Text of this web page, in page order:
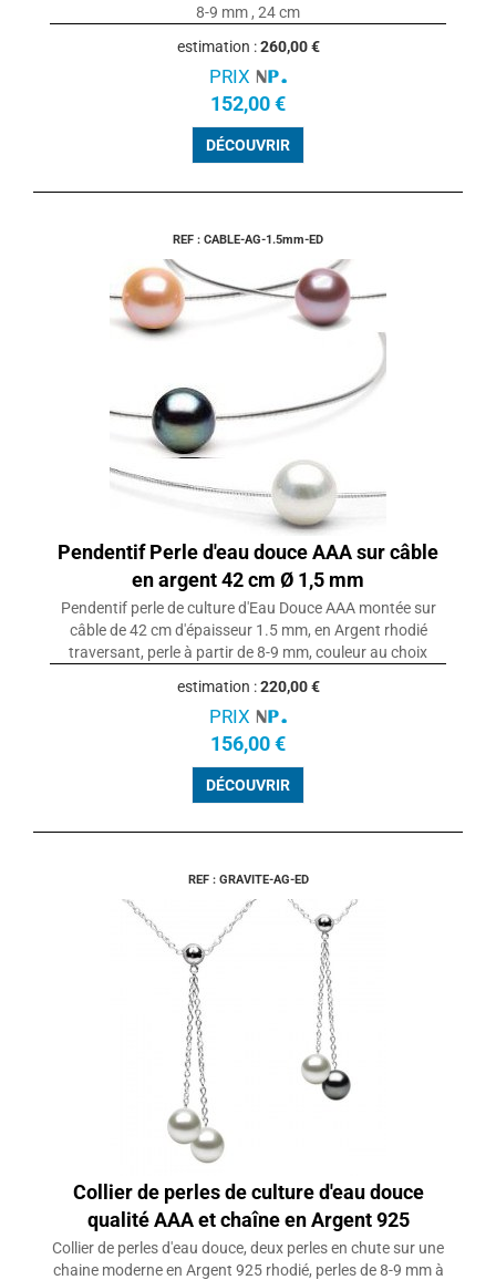
8-9 mm , 24 cm
estimation :260,00 €
PRIX
152,00 €
DÉCOUVRIR
REF : CABLE-AG-1.5mm-ED
Pendentif Perle d'eau douce AAA sur câble
en argent 42 cm Ø 1,5 mm
Pendentif perle de culture d'Eau Douce AAA montée sur
câble de 42 cm d'épaisseur 1.5 mm, en Argent rhodié
traversant, perle à partir de 8-9 mm, couleur au choix
estimation :220,00 €
PRIX
156,00 €
DÉCOUVRIR
REF : GRAVITE-AG-ED
Collier de perles de culture d'eau douce
qualité AAA et chaîne en Argent 925
Collier de perles d'eau douce, deux perles en chute sur une
chaine moderne en Argent 925 rhodié, perles de 8-9 mm à